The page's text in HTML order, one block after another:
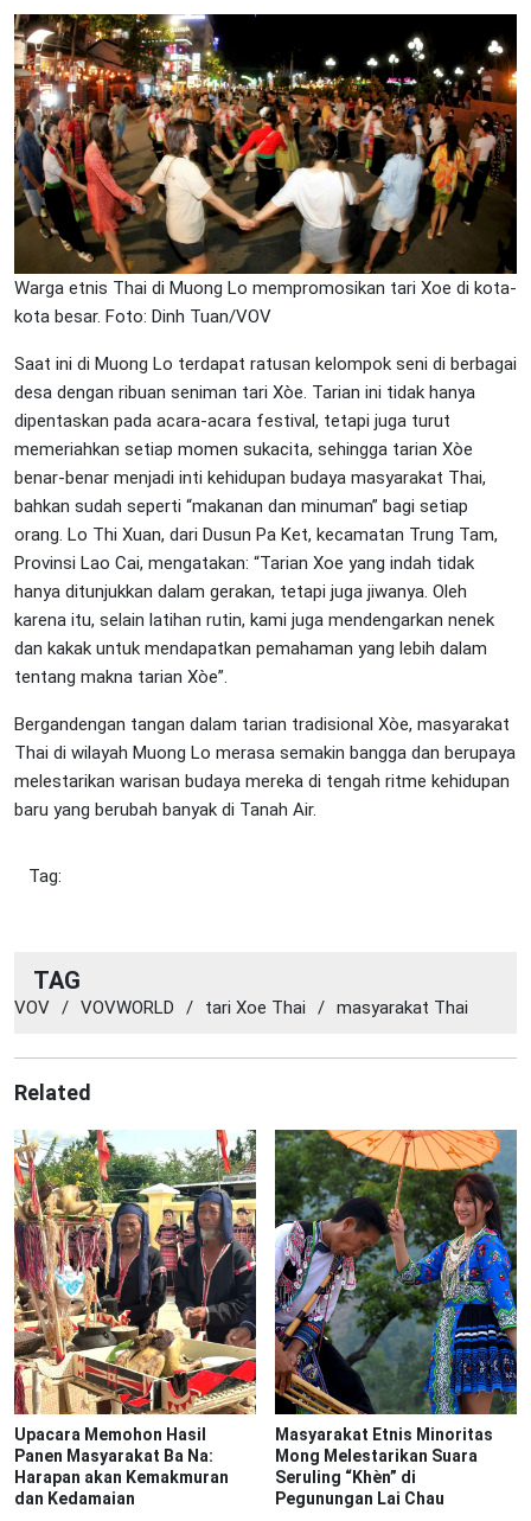
Warga etnis Thai di Muong Lo mempromosikan tari Xoe di kota-
kota besar. Foto: Dinh Tuan/VOV
Saat ini di Muong Lo terdapat ratusan kelompok seni di berbagai
desa dengan ribuan seniman tari Xòe. Tarian ini tidak hanya
dipentaskan pada acara-acara festival, tetapi juga turut
memeriahkan setiap momen sukacita, sehingga tarian Xòe
benar-benar menjadi inti kehidupan budaya masyarakat Thai,
bahkan sudah seperti “makanan dan minuman” bagi setiap
orang. Lo Thi Xuan, dari Dusun Pa Ket, kecamatan Trung Tam,
Provinsi Lao Cai, mengatakan: “Tarian Xoe yang indah tidak
hanya ditunjukkan dalam gerakan, tetapi juga jiwanya. Oleh
karena itu, selain latihan rutin, kami juga mendengarkan nenek
dan kakak untuk mendapatkan pemahaman yang lebih dalam
tentang makna tarian Xòe”.
Bergandengan tangan dalam tarian tradisional Xòe, masyarakat
Thai di wilayah Muong Lo merasa semakin bangga dan berupaya
melestarikan warisan budaya mereka di tengah ritme kehidupan
baru yang berubah banyak di Tanah Air.
Tag:
TAG
VOV / VOVWORLD / tari Xoe Thai / masyarakat Thai
Related
Upacara Memohon Hasil
Panen Masyarakat Ba Na:
Harapan akan Kemakmuran
dan Kedamaian
Masyarakat Etnis Minoritas
Mong Melestarikan Suara
Seruling “Khèn” di
Pegunungan Lai Chau